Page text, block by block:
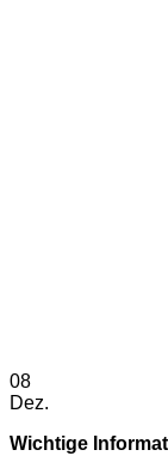
08
Dez.
Wichtige